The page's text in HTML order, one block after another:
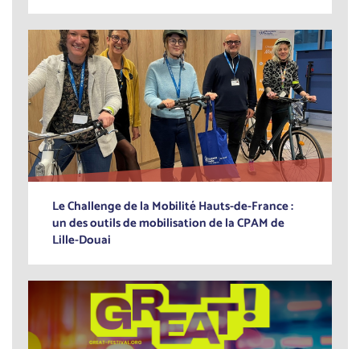
Le Challenge de la Mobilité Hauts-de-France :
un des outils de mobilisation de la CPAM de
Lille-Douai